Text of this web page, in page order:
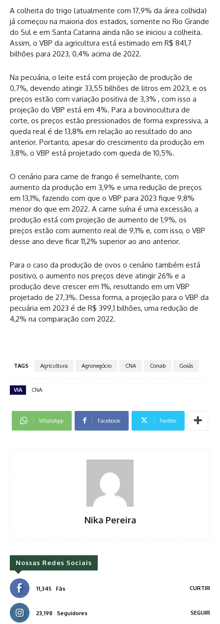
A colheita do trigo (atualmente com 17,9% da área colhida)
já começou na maioria dos estados, somente no Rio Grande
do Sul e em Santa Catarina ainda não se iniciou a colheita.
Assim, o VBP da agricultura está estimado em R$ 841,7
bilhões para 2023, 0,4% acima de 2022.
Na pecuária, o leite está com projeção de produção de
0,7%, devendo atingir 33,55 bilhões de litros em 2023, e os
preços estão com variação positiva de 3,3% , com isso a
projeção do VBP está em 4%. Para a bovinocultura de
corte, os preços estão pressionados de forma expressiva, a
queda real é de 13,8% em relação ao resultado do ano
anterior. Portanto, apesar do crescimento da produção em
3,8%, o VBP está projetado com queda de 10,5%.
O cenário para carne de frango é semelhante, com
aumento da produção em 3,9% e uma redução de preços
em 13,1%, fazendo com que o VBP para 2023 fique 9,8%
menor do que em 2022. A carne suína é uma excessão, a
produção está com projeção de aumento de 1,9%, os
preços estão com aumento real de 9,1% e, com isso, o VBP
desse ano deve ficar 11,2% superior ao ano anterior.
Para o caso da produção de ovos o cenário também está
positivo, o aumento nos preços deve atingir 26% e a
produção deve crescer em 1%, resultando em um VBP
projetado de 27,3%. Dessa forma, a projeção para o VBP da
pecuária em 2023 é de R$ 399,1 bilhões, uma redução de
4,2% na comparação com 2022.
TAGS Agricultura Agronegócio CNA Conab Goiás
VIA CNA
WhatsApp Facebook Twitter
Nika Pereira
Nossas Redes Sociais
11,345 Fãs CURTIR
23,198 Seguidores SEGUIR